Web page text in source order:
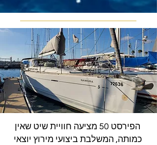
הפירסט 50 מציעה חוויית שיט שאין
כמותה, המשלבת ביצועי מירוץ יוצאי